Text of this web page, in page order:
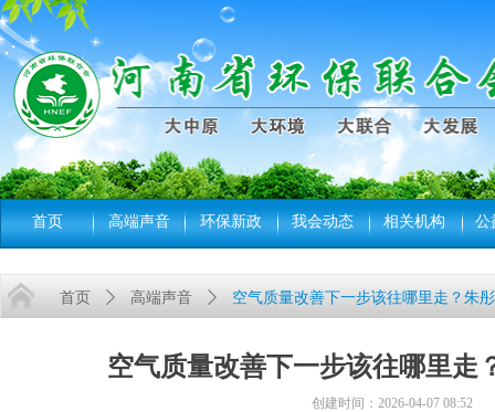
首页 高端声音 环保新政 我会动态 相关机构 公
空气质量改善下一步该往哪里走
首页 ꄲ 高端声音 ꄲ 空气质量改善下一步该往哪里走？朱
创建时间： 2026-04-07 08:52